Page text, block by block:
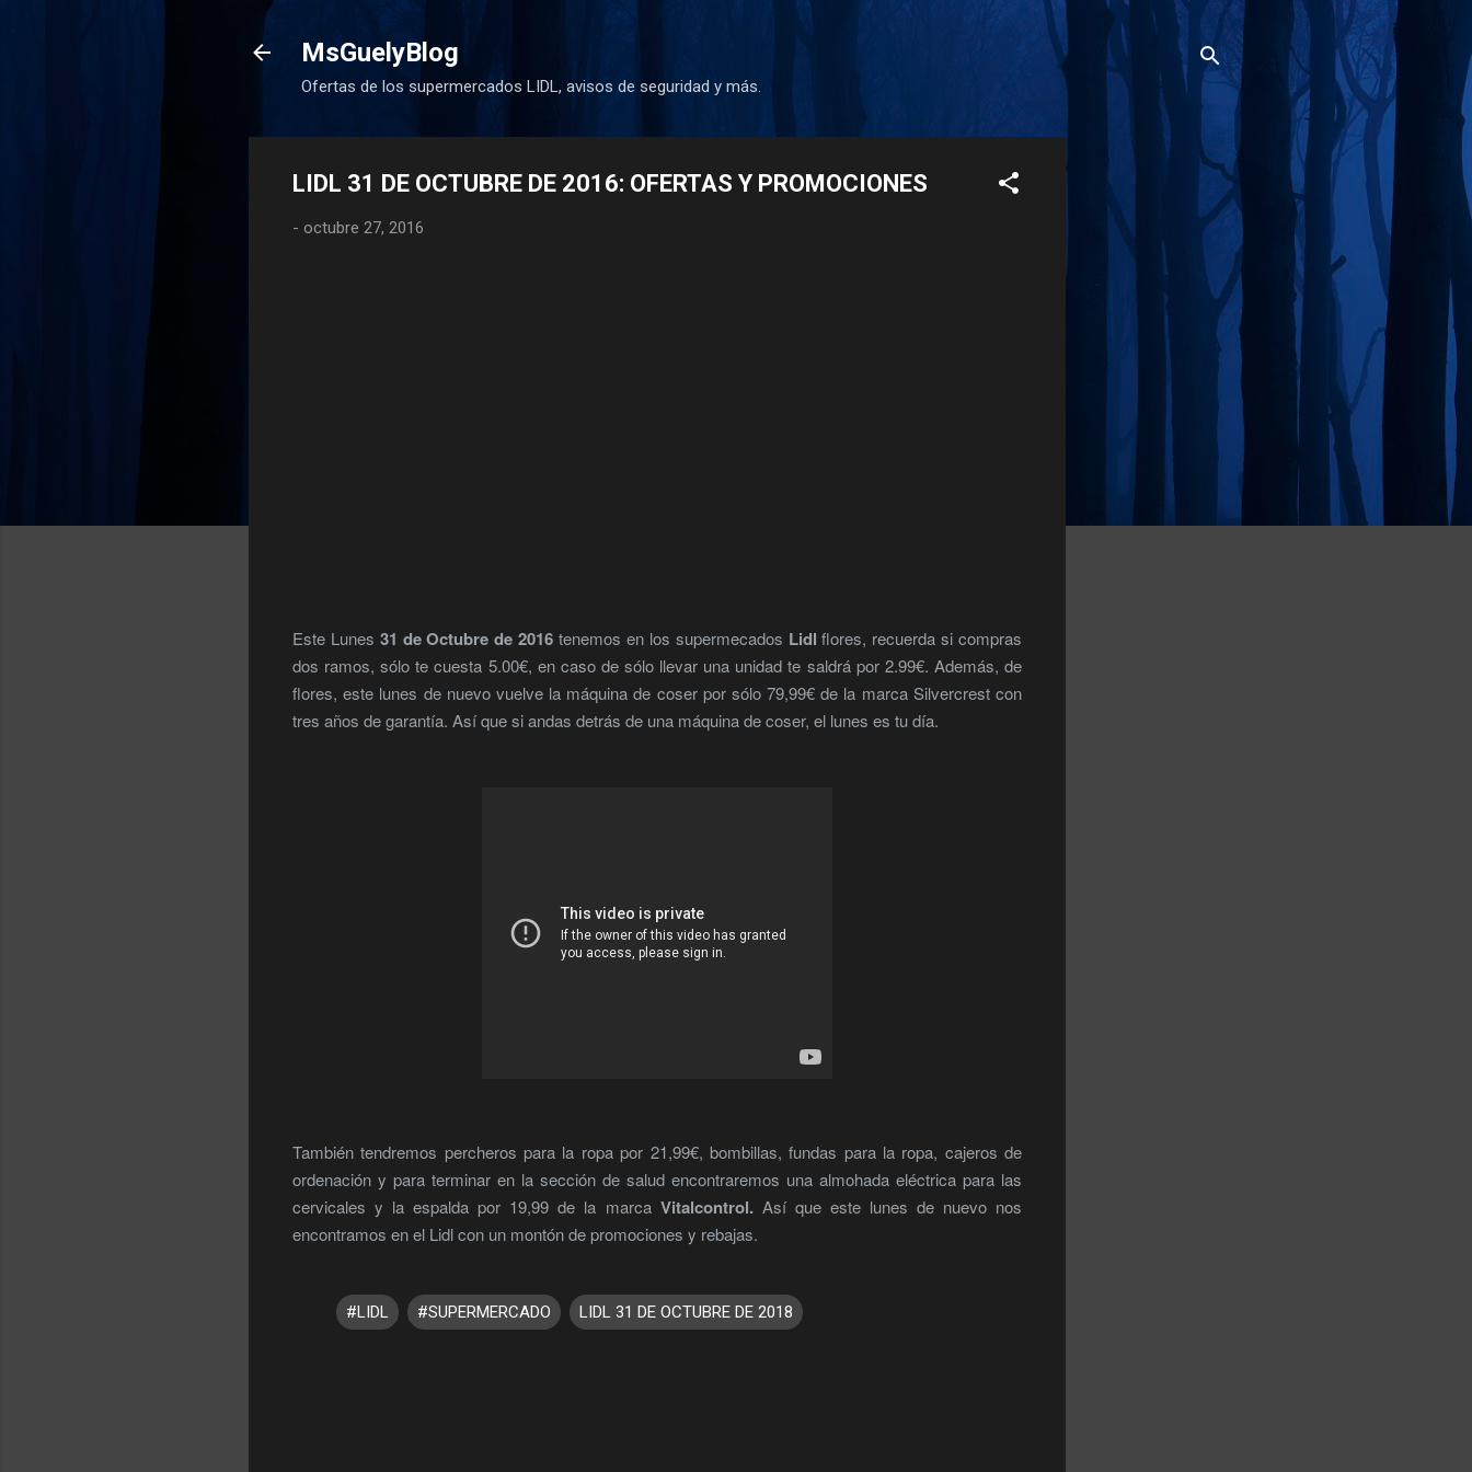
MsGuelyBlog
Ofertas de los supermercados LIDL, avisos de seguridad y más.
LIDL 31 DE OCTUBRE DE 2016: OFERTAS Y PROMOCIONES
- octubre 27, 2016
Este Lunes 31 de Octubre de 2016tenemos en los supermecados Lidl flores, recuerda si compras
dos ramos, sólo te cuesta 5.00€, en caso de sólo llevar una unidad te saldrá por 2.99€. Además, de
flores, este lunes de nuevo vuelve la máquina de coser por sólo 79,99€ de la marca Silvercrest con
tres años de garantía. Así que si andas detrás de una máquina de coser, el lunes es tu día.
También tendremos percheros para la ropa por 21,99€, bombillas, fundas para la ropa, cajeros de
ordenación y para terminar en la sección de salud encontraremos una almohada eléctrica para las
cervicales y la espalda por 19,99 de la marca Vitalcontrol.Así que este lunes de nuevo nos
encontramos en el Lidl con un montón de promociones y rebajas.
#LIDL #SUPERMERCADO LIDL 31 DE OCTUBRE DE 2018